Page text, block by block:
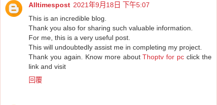
Alltimespost 2021年9月18日 下午5:07
This is an incredible blog.
Thank you also for sharing such valuable information.
For me, this is a very useful post.
This will undoubtedly assist me in completing my project.
Thank you again. Know more aboutThoptv for pc click the
link and visit
回覆